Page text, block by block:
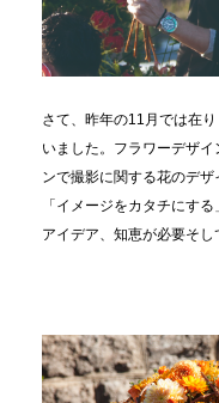
さて、昨年の11月では在
いました。フラワーデザ
ンで撮影に関する花のデ
「イメージをカタチにす
アイデア、知恵が必要そ